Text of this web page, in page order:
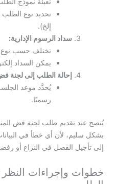
تحديد نوع الطلب
إلخ).
سداد الرسوم الإدارية:
تختلف حسب نوع
يمكن السداد
إحالة الطلب إلى لجنة
يُحدَّد موعد
رسميًا.
يُنصح عند تقديم طلب لجنة فض
بشكل سليم، لأن أي خطأ في
إلى تأجيل الفصل في النزاع أو
خطوات وإجراءات النظر